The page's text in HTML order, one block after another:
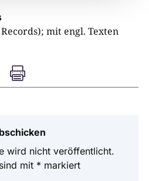
mit engl. Texten

wird nicht veröffentlicht.
mit * markiert